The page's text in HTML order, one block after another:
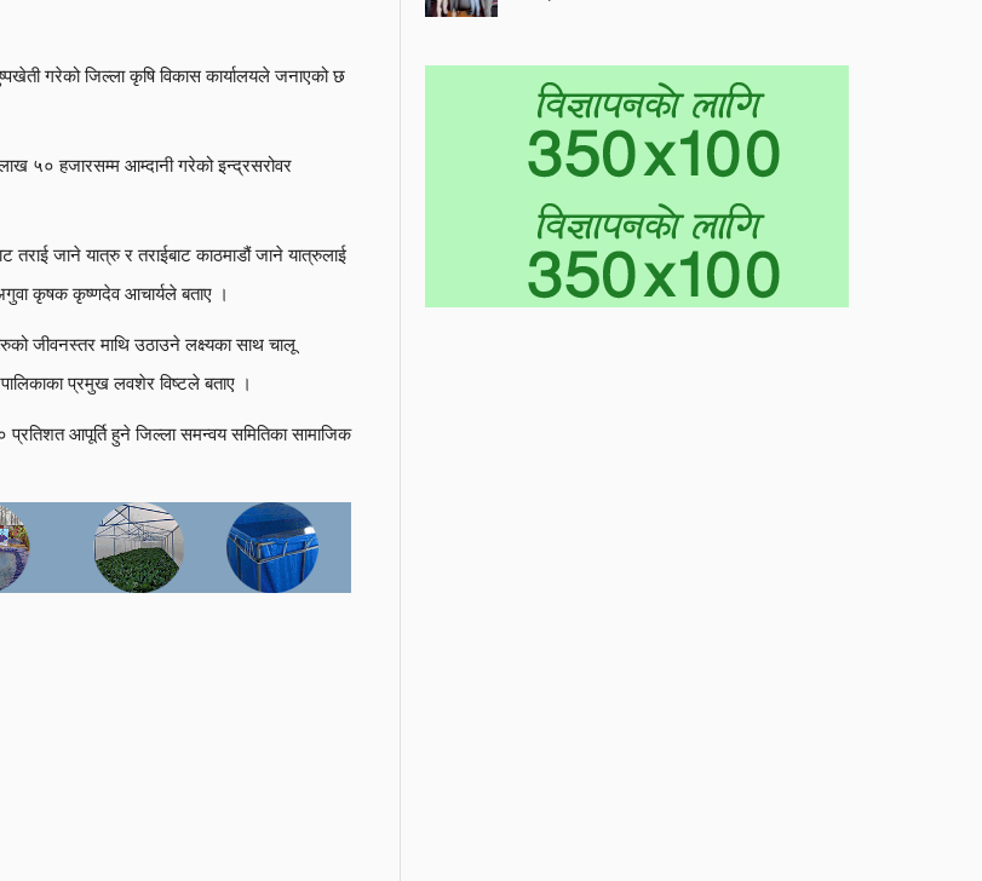
गरेको जिल्ला कृषि विकास कार्यालयले जनाएको छ
५० हजारसम्म आम्दानी गरेको इन्द्रसरोवर
जाने यात्रु र तराईबाट काठमाडौं जाने यात्रुलाई
कृषक कृष्णदेव आचार्यले बताए ।
जीवनस्तर माथि उठाउने लक्ष्यका साथ चालू
प्रमुख लवशेर विष्टले बताए ।
प्रतिशत आपूर्ति हुने जिल्ला समन्वय समितिका सामाजिक